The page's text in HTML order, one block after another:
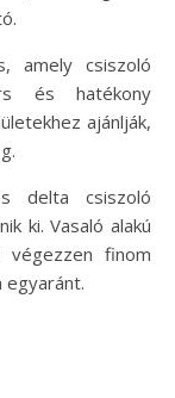
amely csiszoló
és hatékony
ajánlják,
delta csiszoló
ki. Vasaló alakú
finom
egyaránt.